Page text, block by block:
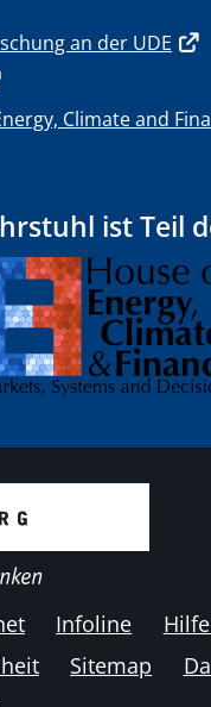
an der UDE
Climate and
ist Teil
Infoline
Sitemap